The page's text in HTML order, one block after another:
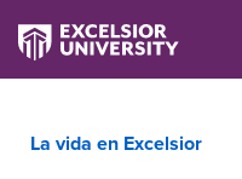
La vida en Excelsior